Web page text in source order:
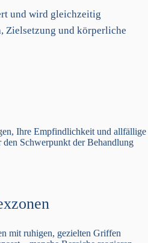
und wird gleichzeitig
Zielsetzung und körperliche
Ihre Empfindlichkeit und allfällige
Schwerpunkt der Behandlung
mit ruhigen, gezielten Griffen